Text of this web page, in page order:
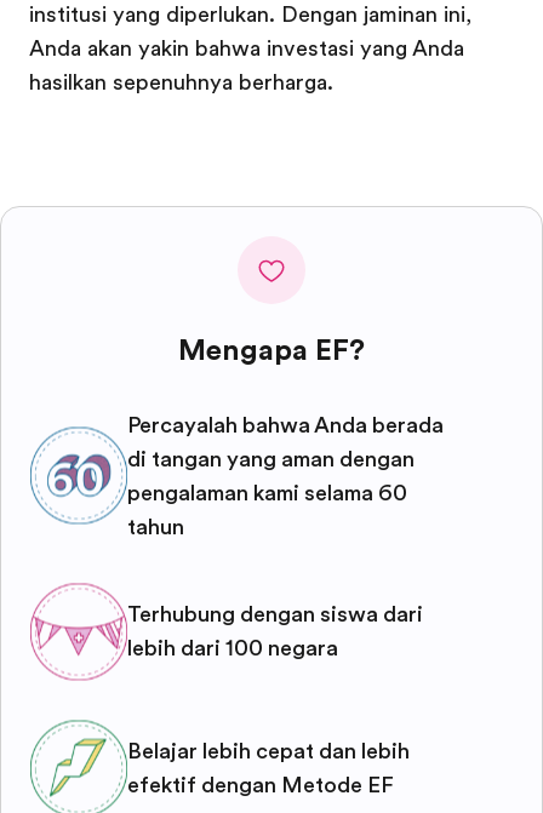
institusi yang diperlukan. Dengan jaminan ini,
Anda akan yakin bahwa investasi yang Anda
hasilkan sepenuhnya berharga.
Mengapa EF?
Percayalah bahwa Anda berada
di tangan yang aman dengan
pengalaman kami selama 60
tahun
Terhubung dengan siswa dari
lebih dari 100 negara
Belajar lebih cepat dan lebih
efektif dengan Metode EF